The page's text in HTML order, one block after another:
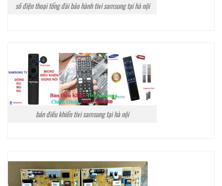
số điện thoại tổng đài bảo hành tivi samsung tại hà nội
bán điều khiển tivi samsung tại hà nội